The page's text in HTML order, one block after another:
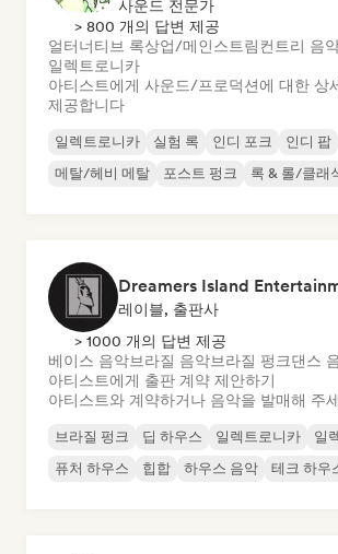
사운드 전문가
> 800 개의 답변 제공
얼터너티브 록상업/메인스트림컨트리 음
일렉트로니카
아티스트에게 사운드/프로덕션에 대한 상
제공합니다
일렉트로니카 실험 록 인디 포크 인디 팝
메탈/헤비 메탈
포스트 펑크 록 & 롤/클래
Dreamers Island
레이블, 출판사
> 1000 개의 답변 제공
베이스 음악브라질 음악브라질 펑크댄스
아티스트에게 출판 계약 제안하기
아티스트와 계약하거나 음악을 발매해 주
브라질 펑크 딥 하우스 일렉트로니카
일
퓨처 하우스
힙합 하우스 음악 테크 하우